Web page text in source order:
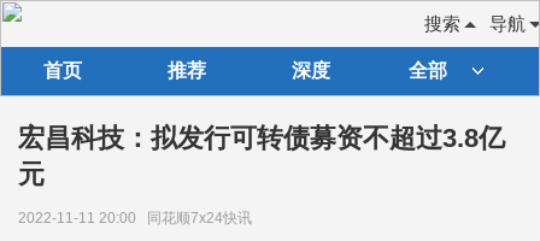
导航
搜索
首页 推荐 深度 全部
宏昌科技：拟发行可转债募资不超过3.8亿
元
2022-11-11 20:00 同花顺7x24快讯